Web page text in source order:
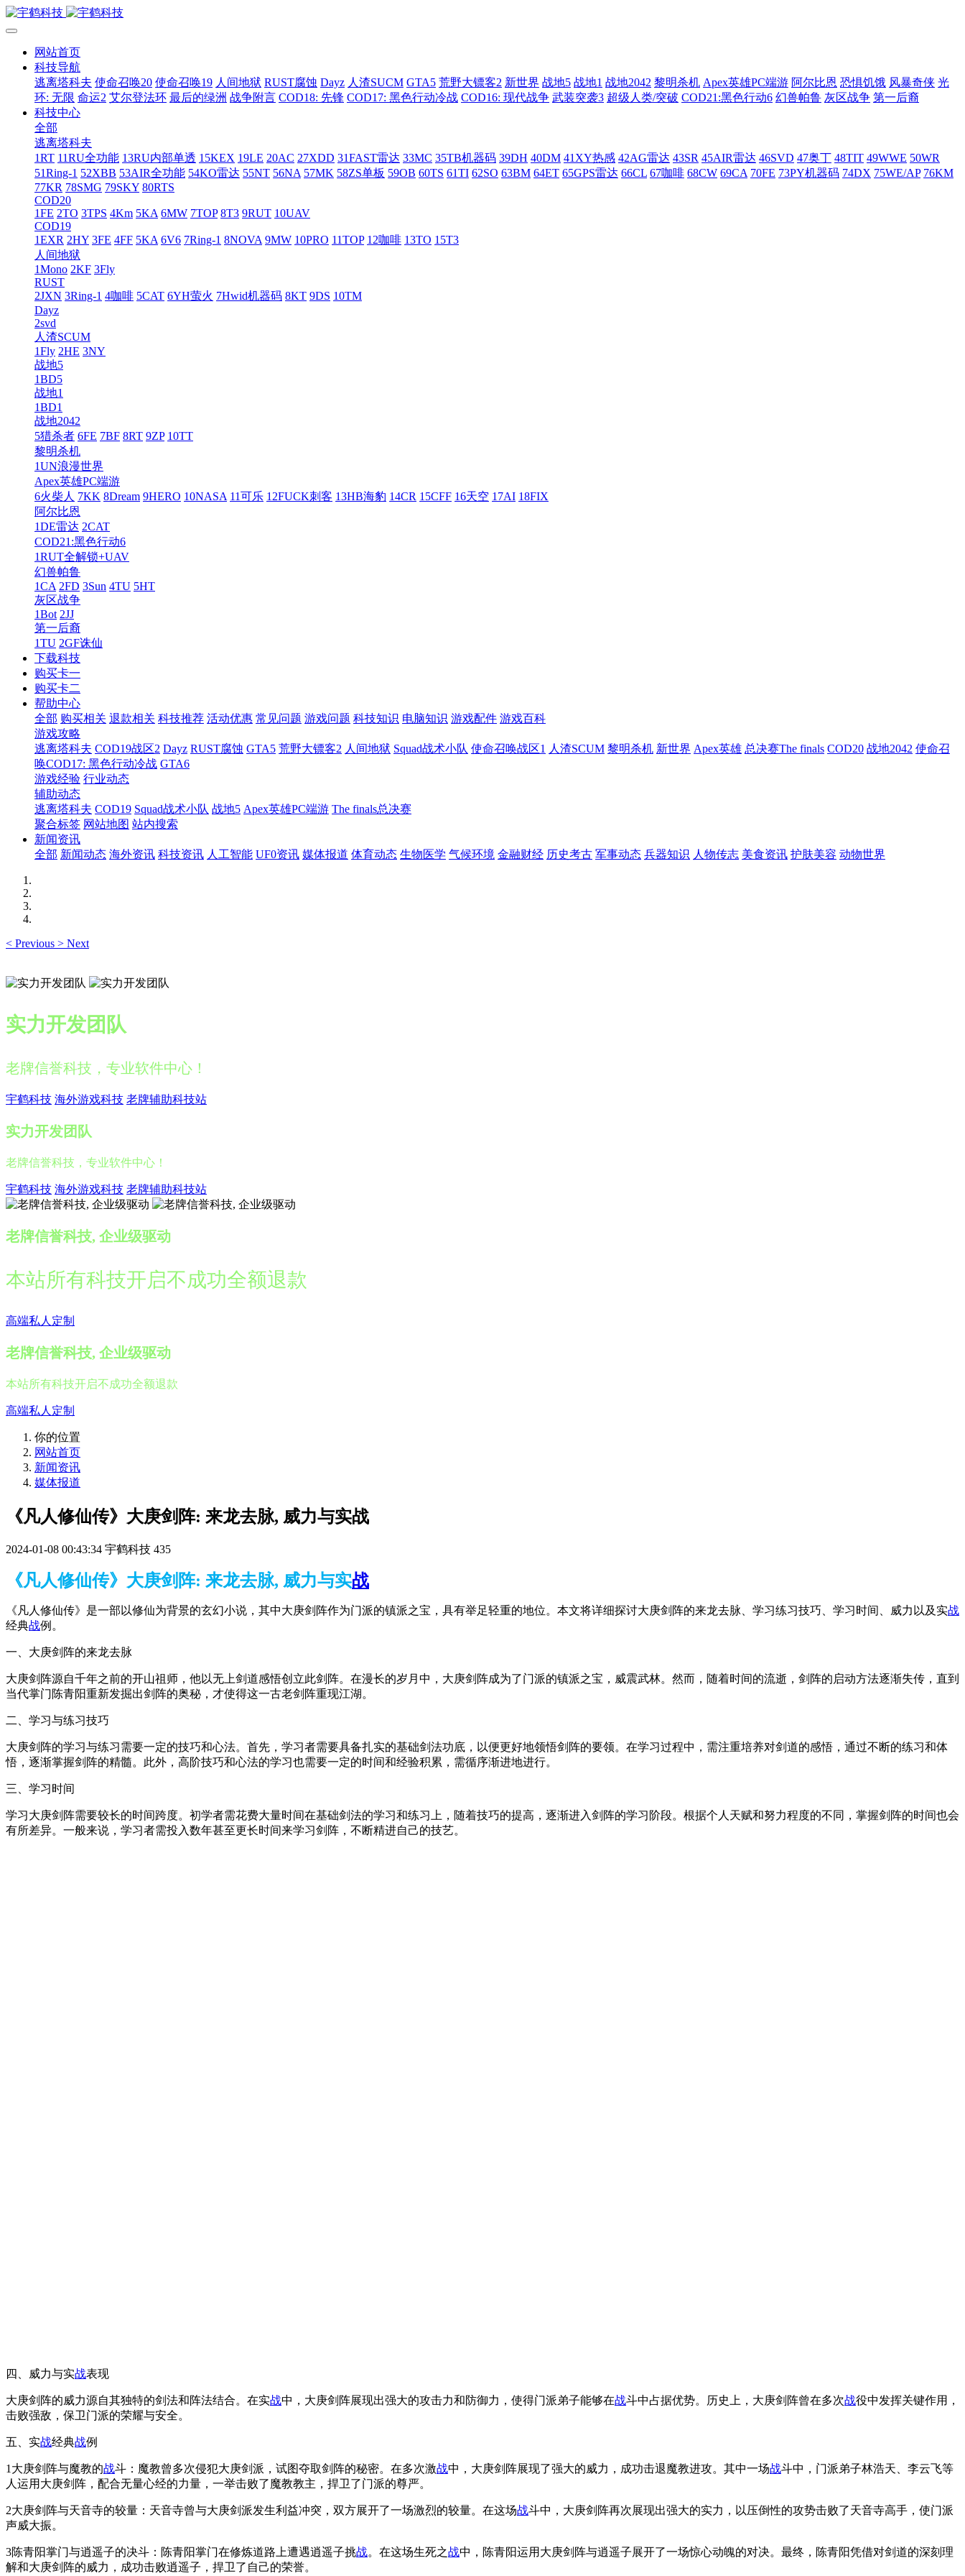
网站首页
科技导航
逃离塔科夫 使命召唤20 使命召唤19 人间地狱 RUST腐蚀 Dayz 人渣SUCM GTA5 荒野大镖客2 新世界 战地5 战地1 战地2042 黎明杀机 Apex英雄PC端游 阿尔比恩 恐惧饥饿 风暴奇侠 光
环: 无限 命运2 艾尔登法环 最后的绿洲 战争附言 COD18: 先锋 COD17: 黑色行动冷战 COD16: 现代战争 武装突袭3 超级人类/突破 COD21:黑色行动6 幻兽帕鲁 灰区战争 第一后裔
科技中心
全部
逃离塔科夫
1RT 11RU全功能 13RU内部单透 15KEX 19LE 20AC 27XDD 31FAST雷达 33MC 35TB机器码 39DH 40DM 41XY热感 42AG雷达 43SR 45AIR雷达 46SVD 47奥丁 48TIT 49WWE 50WR
51Ring-1 52XBB 53AIR全功能 54KO雷达 55NT 56NA 57MK 58ZS单板 59OB 60TS 61TI 62SO 63BM 64ET 65GPS雷达 66CL 67咖啡 68CW 69CA 70FE 73PY机器码 74DX 75WE/AP 76KM
77KR 78SMG 79SKY 80RTS
COD20
1FE 2TO 3TPS 4Km 5KA 6MW 7TOP 8T3 9RUT 10UAV
COD19
1EXR 2HY 3FE 4FF 5KA 6V6 7Ring-1 8NOVA 9MW 10PRO 11TOP 12咖啡 13TO 15T3
人间地狱
1Mono 2KF 3Fly
RUST
2JXN 3Ring-1 4咖啡 5CAT 6YH萤火 7Hwid机器码 8KT 9DS 10TM
Dayz
2svd
人渣SCUM
1Fly 2HE 3NY
战地5
1BD5
战地1
1BD1
战地2042
5猎杀者 6FE 7BF 8RT 9ZP 10TT
黎明杀机
1UN浪漫世界
Apex英雄PC端游
6火柴人 7KK 8Dream 9HERO 10NASA 11可乐 12FUCK刺客 13HB海豹 14CR 15CFF 16天空 17AI 18FIX
阿尔比恩
1DE雷达 2CAT
COD21:黑色行动6
1RUT全解锁+UAV
幻兽帕鲁
1CA 2FD 3Sun 4TU 5HT
灰区战争
1Bot 2JJ
第一后裔
1TU 2GF诛仙
下载科技
购买卡一
购买卡二
帮助中心
全部 购买相关 退款相关 科技推荐 活动优惠 常见问题 游戏问题 科技知识 电脑知识 游戏配件 游戏百科
游戏攻略
逃离塔科夫 COD19战区2 Dayz RUST腐蚀 GTA5 荒野大镖客2 人间地狱 Squad战术小队 使命召唤战区1 人渣SCUM 黎明杀机 新世界 Apex英雄 总决赛The finals COD20 战地2042 使命召
唤COD17: 黑色行动冷战 GTA6
游戏经验 行业动态
辅助动态
逃离塔科夫 COD19 Squad战术小队 战地5 Apex英雄PC端游 The finals总决赛
聚合标签 网站地图 站内搜索
新闻资讯
全部 新闻动态 海外资讯 科技资讯 人工智能 UF0资讯 媒体报道 体育动态 生物医学 气候环境 金融财经 历史考古 军事动态 兵器知识 人物传志 美食资讯 护肤美容 动物世界
< Previous > Next
实力开发团队
老牌信誉科技，专业软件中心！
宇鹤科技 海外游戏科技 老牌辅助科技站
实力开发团队
老牌信誉科技，专业软件中心！
宇鹤科技 海外游戏科技 老牌辅助科技站
老牌信誉科技, 企业级驱动
本站所有科技开启不成功全额退款
高端私人定制
老牌信誉科技, 企业级驱动
本站所有科技开启不成功全额退款
高端私人定制
你的位置
网站首页
新闻资讯
媒体报道
《凡人修仙传》大庚剑阵: 来龙去脉, 威力与实战
2024-01-08 00:43:34 宇鹤科技 435
《凡人修仙传》大庚剑阵: 来龙去脉, 威力与实战
《凡人修仙传》是一部以修仙为背景的玄幻小说，其中大庚剑阵作为门派的镇派之宝，具有举足轻重的地位。本文将详细探讨大庚剑阵的来龙去脉、学习练习技巧、学习时间、威力以及实战
经典战例。
一、大庚剑阵的来龙去脉
大庚剑阵源自千年之前的开山祖师，他以无上剑道感悟创立此剑阵。在漫长的岁月中，大庚剑阵成为了门派的镇派之宝，威震武林。然而，随着时间的流逝，剑阵的启动方法逐渐失传，直到
当代掌门陈青阳重新发掘出剑阵的奥秘，才使得这一古老剑阵重现江湖。
二、学习与练习技巧
大庚剑阵的学习与练习需要一定的技巧和心法。首先，学习者需要具备扎实的基础剑法功底，以便更好地领悟剑阵的要领。在学习过程中，需注重培养对剑道的感悟，通过不断的练习和体
悟，逐渐掌握剑阵的精髓。此外，高阶技巧和心法的学习也需要一定的时间和经验积累，需循序渐进地进行。
三、学习时间
学习大庚剑阵需要较长的时间跨度。初学者需花费大量时间在基础剑法的学习和练习上，随着技巧的提高，逐渐进入剑阵的学习阶段。根据个人天赋和努力程度的不同，掌握剑阵的时间也会
有所差异。一般来说，学习者需投入数年甚至更长时间来学习剑阵，不断精进自己的技艺。
四、威力与实战表现
大庚剑阵的威力源自其独特的剑法和阵法结合。在实战中，大庚剑阵展现出强大的攻击力和防御力，使得门派弟子能够在战斗中占据优势。历史上，大庚剑阵曾在多次战役中发挥关键作用，
击败强敌，保卫门派的荣耀与安全。
五、实战经典战例
1大庚剑阵与魔教的战斗：魔教曾多次侵犯大庚剑派，试图夺取剑阵的秘密。在多次激战中，大庚剑阵展现了强大的威力，成功击退魔教进攻。其中一场战斗中，门派弟子林浩天、李云飞等
人运用大庚剑阵，配合无量心经的力量，一举击败了魔教教主，捍卫了门派的尊严。
2大庚剑阵与天音寺的较量：天音寺曾与大庚剑派发生利益冲突，双方展开了一场激烈的较量。在这场战斗中，大庚剑阵再次展现出强大的实力，以压倒性的攻势击败了天音寺高手，使门派
声威大振。
3陈青阳掌门与逍遥子的决斗：陈青阳掌门在修炼道路上遭遇逍遥子挑战。在这场生死之战中，陈青阳运用大庚剑阵与逍遥子展开了一场惊心动魄的对决。最终，陈青阳凭借对剑道的深刻理
解和大庚剑阵的威力，成功击败逍遥子，捍卫了自己的荣誉。